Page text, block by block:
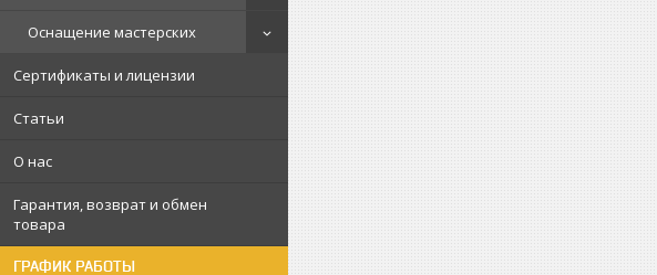
Оснащение мастерских
Сертификаты и лицензии
Статьи
О нас
Гарантия, возврат и обмен
товара
ГРАФИК РАБОТЫ